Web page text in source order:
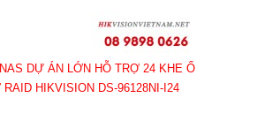
DỰ ÁN LỚN HỖ TRỢ 24 KHE Ổ
HIKVISION DS-96128NI-I24